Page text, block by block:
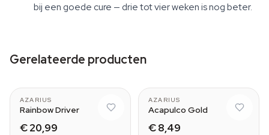
bij een goede cure — drie tot vier weken is nog beter.
Gerelateerde producten
AZARIUS
Rainbow Driver
€ 20,99
AZARIUS
Acapulco Gold
€ 8,49